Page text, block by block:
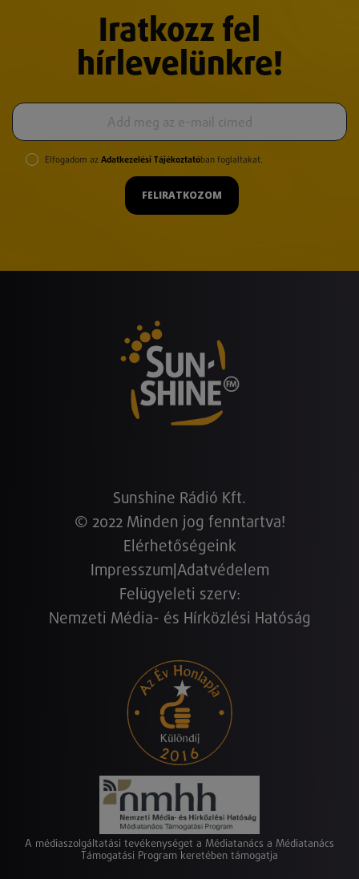
Iratkozz fel
hírlevelünkre!
Elfogadom az Adatkezelési Tájékoztatóban foglaltakat.
FELIRATKOZOM
Sunshine Rádió Kft.
© 2022 Minden jog fenntartva!
Elérhetőségeink
Impresszum Adatvédelem
Felügyeleti szerv:
Nemzeti Média- és Hírközlési Hatóság
A médiaszolgáltatási tevékenységet a Médiatanács a Médiatanács
Támogatási Program keretében támogatja